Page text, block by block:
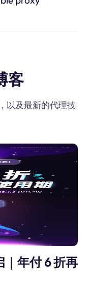
客
以及最新的代理技
｜年付 6 折再